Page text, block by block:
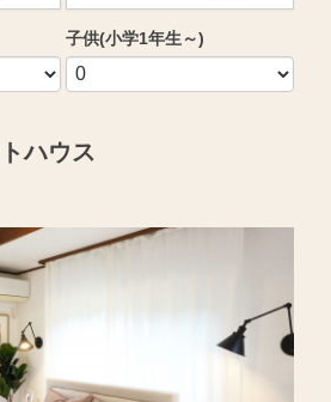
子供(小学1年生～)
ハウス